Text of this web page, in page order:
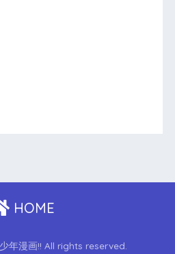
HOME
年漫画!! All rights reserved.